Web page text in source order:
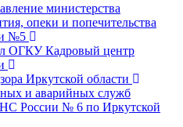
министерства
опеки и попечительства
№5
ОГКУ Кадровый центр
Иркутской области
и аварийных служб
России № 6 по Иркутской